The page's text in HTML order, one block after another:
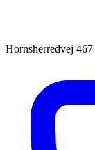
Hornsherredvej 467